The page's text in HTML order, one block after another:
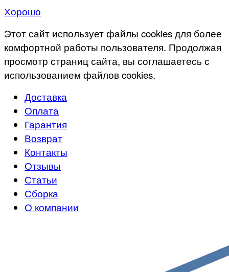
Хорошо
Этот сайт использует файлы cookies для более
комфортной работы пользователя. Продолжая
просмотр страниц сайта, вы соглашаетесь с
использованием файлов cookies.
Доставка
Оплата
Гарантия
Возврат
Контакты
Отзывы
Статьи
Сборка
О компании